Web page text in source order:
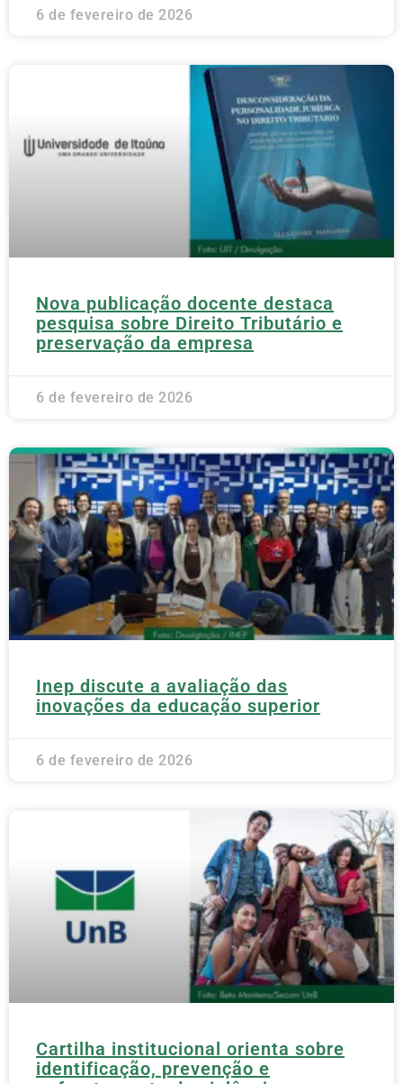
6 de fevereiro de 2026
Nova publicação docente destaca
pesquisa sobre Direito Tributário e
preservação da empresa
6 de fevereiro de 2026
Inep discute a avaliação das
inovações da educação superior
6 de fevereiro de 2026
Cartilha institucional orienta sobre
identificação, prevenção e